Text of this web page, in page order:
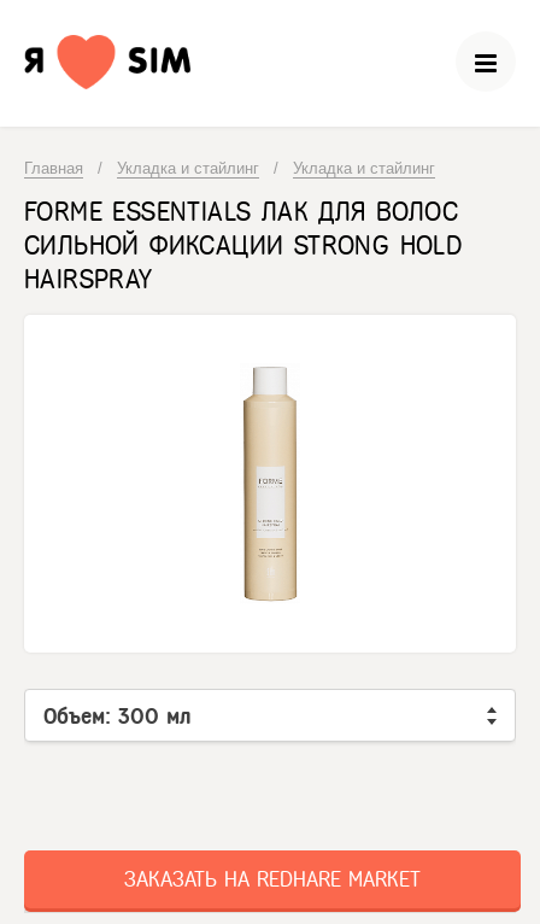
Главная / Укладка и стайлинг / Укладка и стайлинг
FORME ESSENTIALS ЛАК ДЛЯ ВОЛОС
СИЛЬНОЙ ФИКСАЦИИ STRONG HOLD
HAIRSPRAY
Объем: 300 мл
ЗАКАЗАТЬ НА REDHARE MARKET